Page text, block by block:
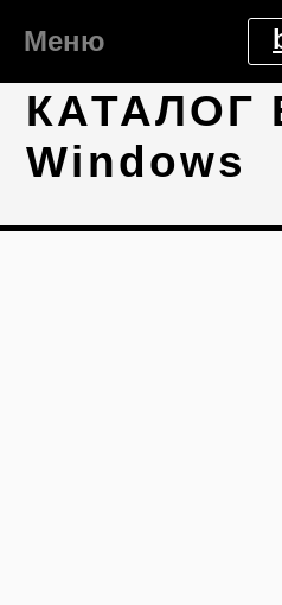
КАТАЛОГ
Windows
Меню